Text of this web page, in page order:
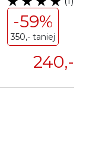
-59%
350,- taniej
240,-